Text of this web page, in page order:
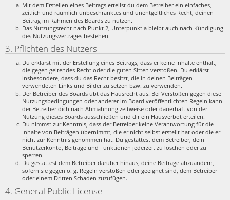
Mit dem Erstellen eines Beitrags erteilst du dem Betreiber ein einfaches,
zeitlich und räumlich unbeschränktes und unentgeltliches Recht, deinen
Beitrag im Rahmen des Boards zu nutzen.
Das Nutzungsrecht nach Punkt 2, Unterpunkt a bleibt auch nach Kündigung
des Nutzungsvertrages bestehen.
3. Pflichten des Nutzers
Du erklärst mit der Erstellung eines Beitrags, dass er keine Inhalte enthält,
die gegen geltendes Recht oder die guten Sitten verstoßen. Du erklärst
insbesondere, dass du das Recht besitzt, die in deinen Beiträgen
verwendeten Links und Bilder zu setzen bzw. zu verwenden.
Der Betreiber des Boards übt das Hausrecht aus. Bei Verstößen gegen diese
Nutzungsbedingungen oder anderer im Board veröffentlichten Regeln kann
der Betreiber dich nach Abmahnung zeitweise oder dauerhaft von der
Nutzung dieses Boards ausschließen und dir ein Hausverbot erteilen.
Du nimmst zur Kenntnis, dass der Betreiber keine Verantwortung für die
Inhalte von Beiträgen übernimmt, die er nicht selbst erstellt hat oder die er
nicht zur Kenntnis genommen hat. Du gestattest dem Betreiber, dein
Benutzerkonto, Beiträge und Funktionen jederzeit zu löschen oder zu
sperren.
Du gestattest dem Betreiber darüber hinaus, deine Beiträge abzuändern,
sofern sie gegen o. g. Regeln verstoßen oder geeignet sind, dem Betreiber
oder einem Dritten Schaden zuzufügen.
4. General Public License